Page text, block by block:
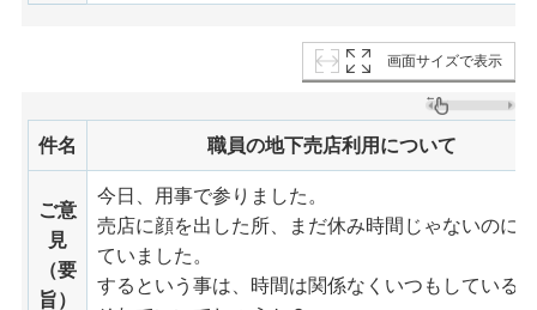
画面サイズで表示
件名 職員の地下売店利用について
ご意
見
（要
旨）
今日、用事で参りました。
売店に顔を出した所、まだ休み時間じゃないのに
ていました。
するという事は、時間は関係なくいつもしている